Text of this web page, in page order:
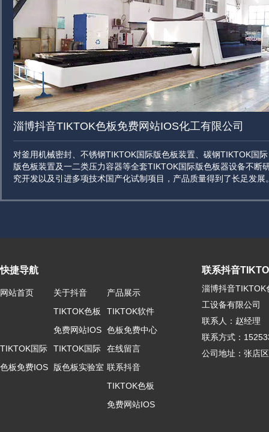
淄博抖音TIKTOK色板免费网站IOS化工有限公司
对釜用机械密封、不锈钢TIKTOK国际版色板装置、碳钢TIKTOK国际
版色板装置及一二类压力容器等全套TIKTOK国际版色板器设备不断
究开发以及引进多项技术国产化试制项目，产品质量得到了长足发展
快捷导航
网站首页
关于抖音
TIKTOK色板
免费网站IOS
产品展示
TIKTOK软件
色板免费中心
TIKTOK国际
色板免费IOS
TIKTOK国际
版色板实验室
在线留言
联系抖音
TIKTOK色板
免费网站IOS
联系抖音
淄博抖音TIKTOK
工设备有限公司
联系人：赵经理
联系方式：
公司地址：张店